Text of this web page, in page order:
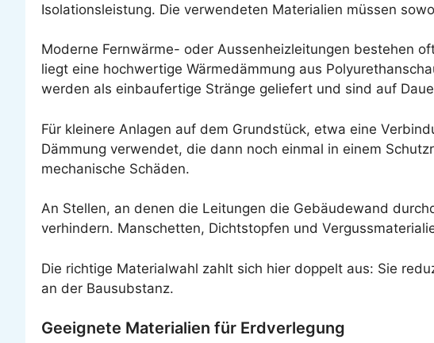
Isolationsleistung. Die verwendeten Materialien müssen
Moderne Fernwärme- oder Aussenheizleitungen bestehen
liegt eine hochwertige Wärmedämmung aus
werden als einbaufertige Stränge geliefert und sind auf
Für kleinere Anlagen auf dem Grundstück, etwa eine
Dämmung verwendet, die dann noch einmal in einem
mechanische Schäden.
An Stellen, an denen die Leitungen die Gebäudewand
verhindern. Manschetten, Dichtstopfen und
Die richtige Materialwahl zahlt sich hier doppelt aus: Sie
an der Bausubstanz.
Geeignete Materialien für Erdverlegung